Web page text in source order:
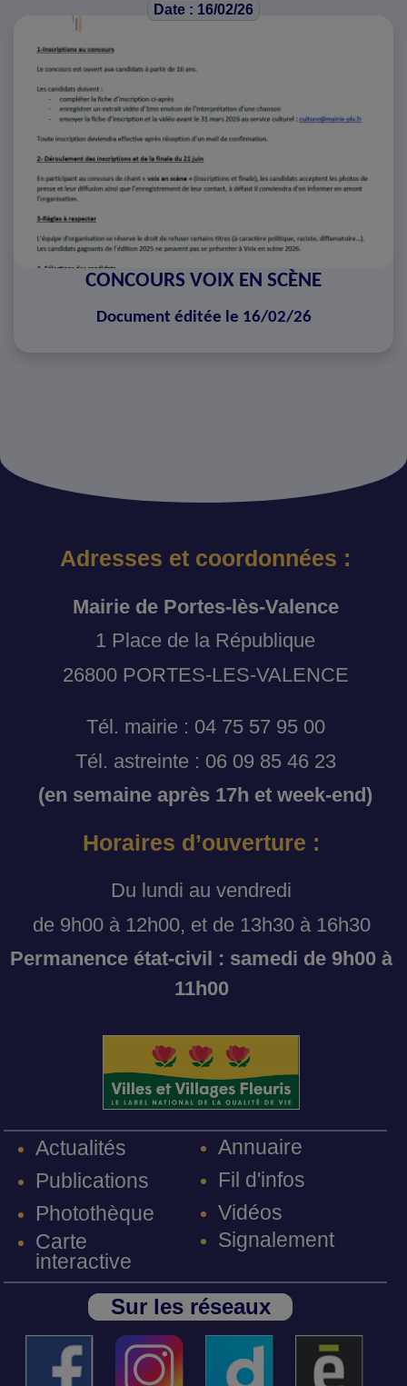
Date : 16/02/26
CONCOURS VOIX EN SCÈNE
Document éditée le 16/02/26
Adresses et coordonnées :
Mairie de Portes-lès-Valence
1 Place de la République
26800 PORTES-LES-VALENCE
Tél. mairie : 04 75 57 95 00
Tél. astreinte : 06 09 85 46 23
(en semaine après 17h et week-end)
Horaires d’ouverture :
Du lundi au vendredi
de 9h00 à 12h00, et de 13h30 à 16h30
Permanence état-civil : samedi de 9h00 à
11h00
Actualités
Publications
Photothèque
Carte
interactive
Annuaire
Fil d'infos
Vidéos
Signalement
Sur les réseaux